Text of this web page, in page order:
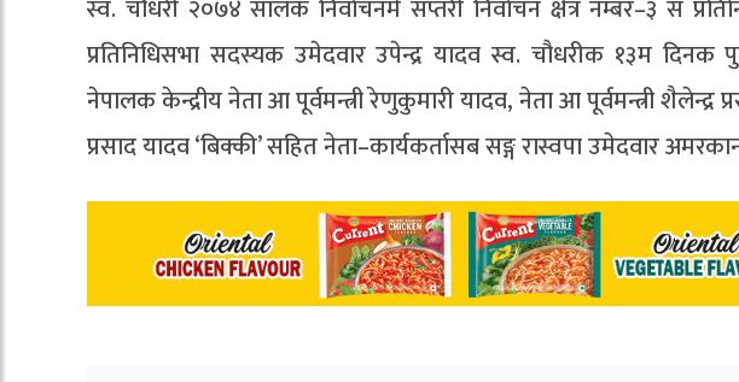
स्व. चौधरी २०७४ सालक निर्वाचनमे सप्तरी निर्वाचन क्षेत्र नम्बर–३ सँ
प्रतिनिधिसभा सदस्यक उमेदवार उपेन्द्र यादव स्व. चौधरीक १३म
नेपालक केन्द्रीय नेता आ पूर्वमन्त्री रेणुकुमारी यादव, नेता आ पूर्वमन्त्री शैलेन्द्र
प्रसाद यादव ‘बिक्की’ सहित नेता–कार्यकर्तासब सङ्ग रास्वपा उमेदवार